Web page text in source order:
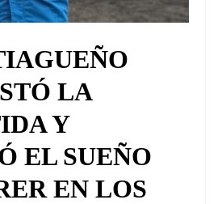
LA
Y
EL SUEÑO
EN LOS